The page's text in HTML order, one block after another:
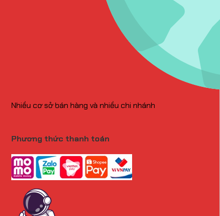
Nhiều cơ sở bán hàng và nhiều chi nhánh
Phương thức thanh toán